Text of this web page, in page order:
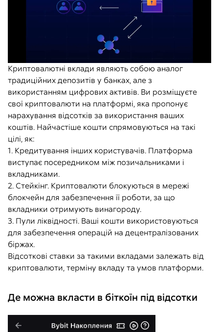
Криптовалютні вклади являють собою аналог
традиційних депозитів у банках, але з
використанням цифрових активів. Ви розміщуєте
свої криптовалюти на платформі, яка пропонує
нарахування відсотків за використання ваших
коштів. Найчастіше кошти спрямовуються на такі
цілі, як:
1. Кредитування інших користувачів. Платформа
виступає посередником між позичальниками і
вкладниками.
2. Стейкінг. Криптовалюти блокуються в мережі
блокчейн для забезпечення її роботи, за що
вкладники отримують винагороду.
3. Пули ліквідності. Ваші кошти використовуються
для забезпечення операцій на децентралізованих
біржах.
Відсоткові ставки за такими вкладами залежать від
криптовалюти, терміну вкладу та умов платформи.
Де можна вкласти в біткоїн під відсотки